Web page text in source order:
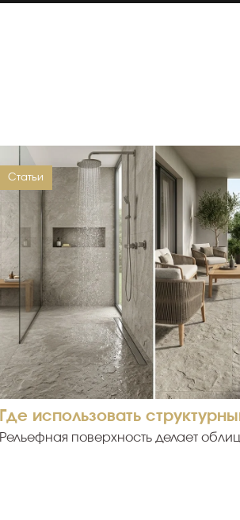
Статьи
Где использовать
Рельефная поверхность делает